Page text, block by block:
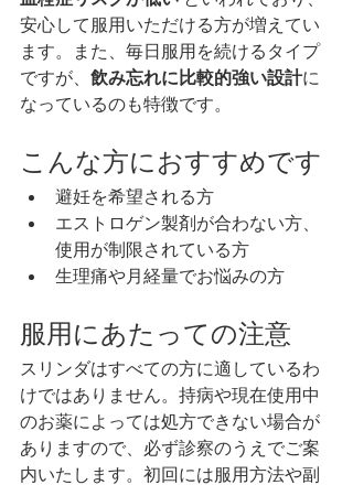
安心して服用いただける方が増えてい
ます。また、毎日服用を続けるタイプ
ですが、 飲み忘れに比較的強い設計に
なっているのも特徴です。
こんな方におすすめです
避妊を希望される方
エストロゲン製剤が合わない方、
使用が制限されている方
生理痛や月経量でお悩みの方
服用にあたっての注意
スリンダはすべての方に適しているわ
けではありません。持病や現在使用中
のお薬によっては処方できない場合が
ありますので、必ず診察のうえでご案
内いたします。初回には服用方法や副